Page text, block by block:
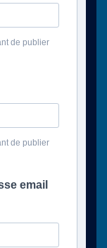
de publier
de publier
email